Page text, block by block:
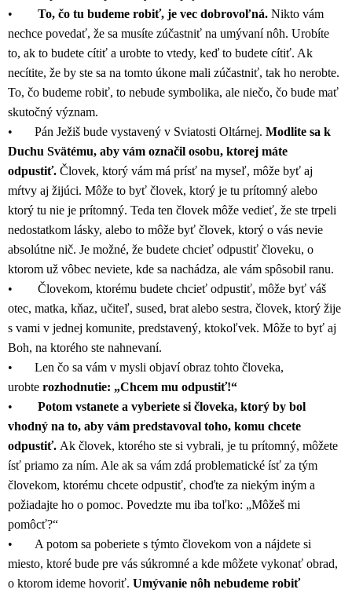
• To, čo tu budeme robiť, je vec dobrovoľná. Nikto vám
nechce povedať, že sa musíte zúčastniť na umývaní nôh. Urobíte
to, ak to budete cítiť a urobte to vtedy, keď to budete cítiť. Ak
necítite, že by ste sa na tomto úkone mali zúčastniť, tak ho nerobte.
To, čo budeme robiť, to nebude symbolika, ale niečo, čo bude mať
skutočný význam.
• Pán Ježiš bude vystavený v Sviatosti Oltárnej. Modlite sa k
Duchu Svätému, aby vám označil osobu, ktorej máte
odpustiť. Človek, ktorý vám má prísť na myseľ, môže byť aj
mŕtvy aj žijúci. Môže to byť človek, ktorý je tu prítomný alebo
ktorý tu nie je prítomný. Teda ten človek môže vedieť, že ste trpeli
nedostatkom lásky, alebo to môže byť človek, ktorý o vás nevie
absolútne nič. Je možné, že budete chcieť odpustiť človeku, o
ktorom už vôbec neviete, kde sa nachádza, ale vám spôsobil ranu.
• Človekom, ktorému budete chcieť odpustiť, môže byť váš
otec, matka, kňaz, učiteľ, sused, brat alebo sestra, človek, ktorý žije
s vami v jednej komunite, predstavený, ktokoľvek. Môže to byť aj
Boh, na ktorého ste nahnevaní.
• Len čo sa vám v mysli objaví obraz tohto človeka,
urobte rozhodnutie: „Chcem mu odpustiť!“
• Potom vstanete a vyberiete si človeka, ktorý by bol
vhodný na to, aby vám predstavoval toho, komu chcete
odpustiť. Ak človek, ktorého ste si vybrali, je tu prítomný, môžete
ísť priamo za ním. Ale ak sa vám zdá problematické ísť za tým
človekom, ktorému chcete odpustiť, choďte za niekým iným a
požiadajte ho o pomoc. Povedzte mu iba toľko: „Môžeš mi
pomôcť?“
• A potom sa poberiete s týmto človekom von a nájdete si
miesto, ktoré bude pre vás súkromné a kde môžete vykonať obrad,
o ktorom ideme hovoriť. Umývanie nôh nebudeme robiť